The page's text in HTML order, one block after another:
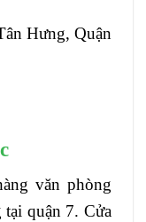
Hưng, Quận
văn phòng
tại quận 7. Cửa